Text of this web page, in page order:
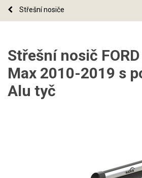
Střešní nosiče
Střešní nosič
Max 2010-2019 s
Alu tyč